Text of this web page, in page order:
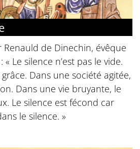
de Dinechin, évêque
Le silence n’est pas le vide.
Dans une société agitée,
Dans une vie bruyante, le
Le silence est fécond car
le silence. »